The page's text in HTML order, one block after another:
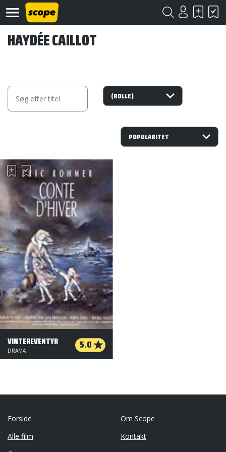
Om
©
Scope
2020
HAYDÉE CAILLOT
VINTEREVENTYR 5.0
DRAMA
Forside
Alle film
Om Scope
Kontakt